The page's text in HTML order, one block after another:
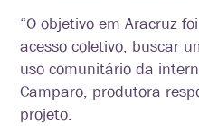
“O objetivo em Aracruz
acesso coletivo, buscar
uso comunitário da
Camparo, produtora
projeto.